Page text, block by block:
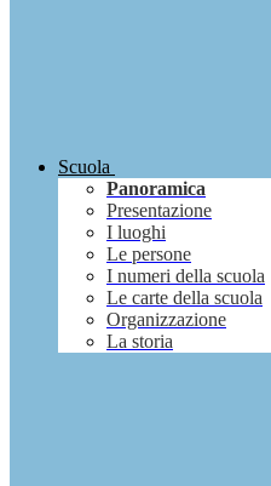
Scuola
Panoramica
Presentazione
I luoghi
Le persone
I numeri della scuola
Le carte della scuola
Organizzazione
La storia